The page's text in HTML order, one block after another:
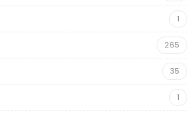
1
265
35
1